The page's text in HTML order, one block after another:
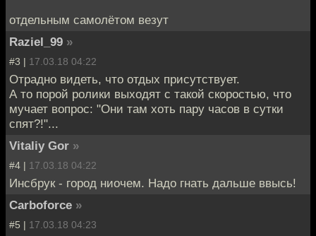
отдельным самолётом везут
Raziel_99 »
#3 | 17.03.18 04:22
Отрадно видеть, что отдых присутствует.
А то порой ролики выходят с такой скоростью, что
мучает вопрос: "Они там хоть пару часов в сутки
спят?!"...
Vitaliy Gor »
#4 | 17.03.18 04:22
Инсбрук - город ниочем. Надо гнать дальше ввысь!
Carboforce »
#5 | 17.03.18 04:23